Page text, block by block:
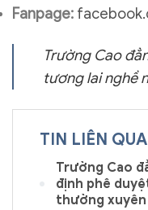
Fanpage:
Trường Cao
tương lai nghề
TIN LIÊN
Trường Cao
định phê
thường xuyên